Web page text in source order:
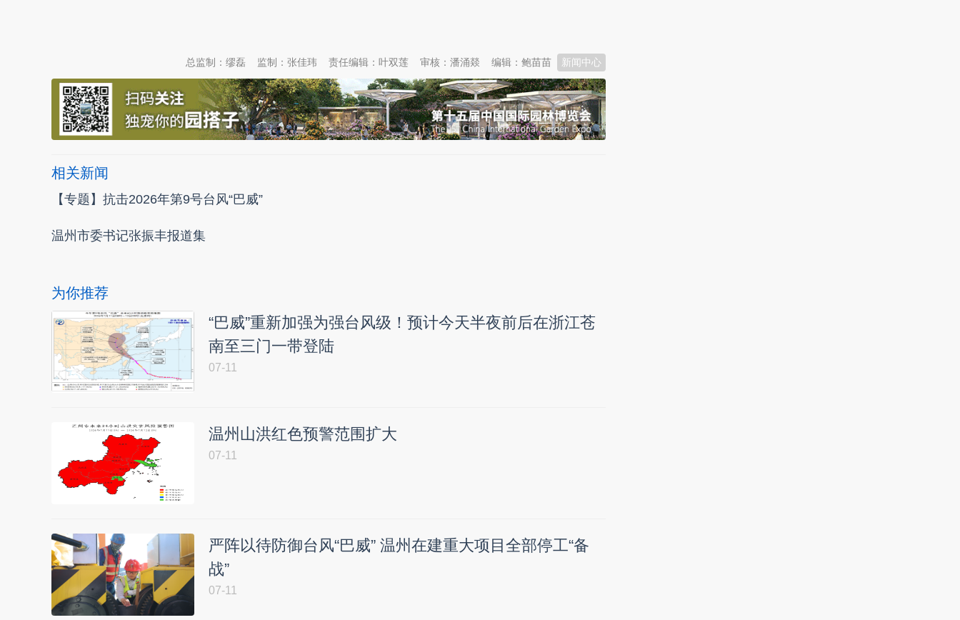
新闻中心
编辑：鲍苗苗
审核：潘涌燚
责任编辑：叶双莲
监制：张佳玮
总监制：缪磊
相关新闻
【专题】抗击2026年第9号台风“巴威”
温州市委书记张振丰报道集
为你推荐
“巴威”重新加强为强台风级！预计今天半夜前后在浙江苍
南至三门一带登陆
07-11
温州山洪红色预警范围扩大
07-11
严阵以待防御台风“巴威” 温州在建重大项目全部停工“备
战”
07-11